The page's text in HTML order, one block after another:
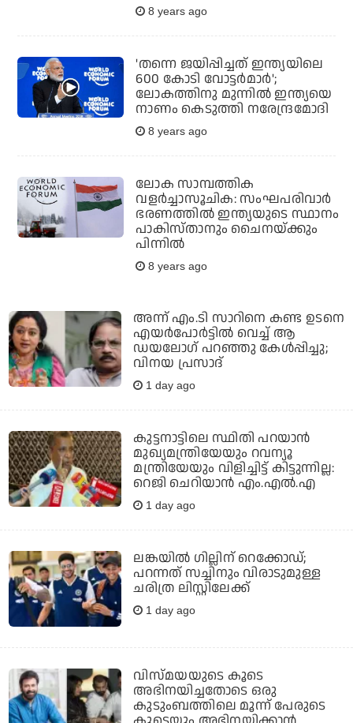
8 years ago
'തന്നെ ജയിപ്പിച്ചത് ഇന്ത്യയിലെ
600 കോടി വോട്ടര്‍മാര്‍';
ലോകത്തിനു മുന്നില്‍ ഇന്ത്യയെ
നാണം കെടുത്തി നരേന്ദ്രമോദി
8 years ago
ലോക സാമ്പത്തിക
വളര്‍ച്ചാസൂചിക: സംഘപരിവാര്‍
ഭരണത്തില്‍ ഇന്ത്യയുടെ സ്ഥാനം
പാകിസ്താനും ചൈനയ്ക്കും
പിന്നില്‍
8 years ago
അന്ന് എം.ടി സാറിനെ കണ്ട ഉടനെ
എയർപോർട്ടിൽ വെച്ച് ആ
ഡയലോഗ് പറഞ്ഞു കേൾപ്പിച്ചു;
വിനയ പ്രസാദ്
1 day ago
കുട്ടനാട്ടിലെ സ്ഥിതി പറയാന്‍
മുഖ്യമന്ത്രിയേയും റവന്യൂ
മന്ത്രിയേയും വിളിച്ചിട്ട് കിട്ടുന്നില്ല:
റെജി ചെറിയാന്‍ എം.എല്‍.എ
1 day ago
ലങ്കയില്‍ ഗില്ലിന് റെക്കോഡ്;
പറന്നത് സച്ചിനും വിരാടുമുള്ള
ചരിത്ര ലിസ്റ്റിലേക്ക്
1 day ago
വിസ്മയയുടെ കൂടെ
അഭിനയിച്ചതോടെ ഒരു
കുടുംബത്തിലെ മൂന്ന് പേരുടെ